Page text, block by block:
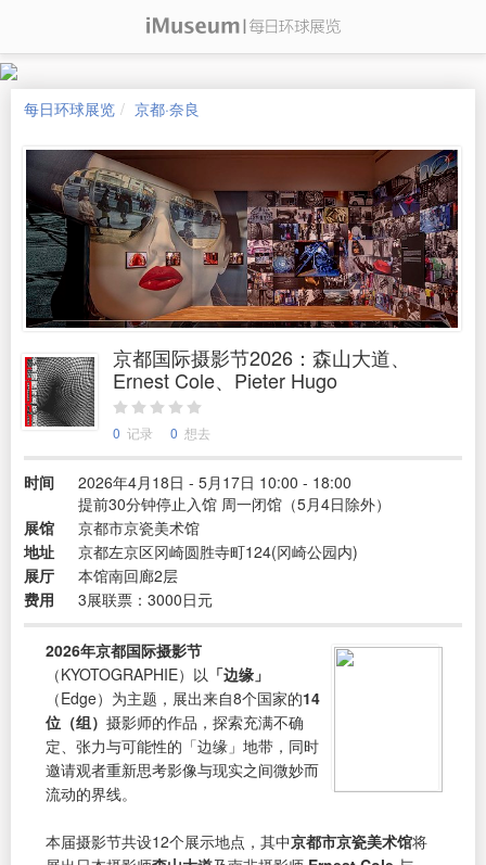
每日环球展览 京都·奈良
京都国际摄影节2026：森山大道、
Ernest Cole、Pieter Hugo
0 记录 0 想去
时间
2026年4月18日 - 5月17日 10:00 - 18:00
提前30分钟停止入馆 周一闭馆（5月4日除外）
展馆
京都市京瓷美术馆
地址
京都左京区冈崎圆胜寺町124(冈崎公园内)
展厅
本馆南回廊2层
费用
3展联票：3000日元
2026年京都国际摄影节
（KYOTOGRAPHIE）以 「边缘」
（Edge）为主题，展出来自8个国家的14
位（组） 摄影师的作品，探索充满不确
定、张力与可能性的「边缘」地带，同时
邀请观者重新思考影像与现实之间微妙而
流动的界线。
本届摄影节共设12个展示地点，其中京都市京瓷美术馆将